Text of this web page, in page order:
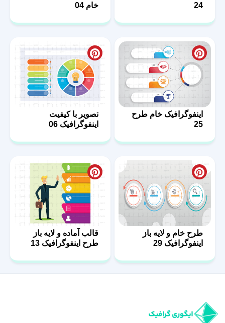
24
خام 04
اینفوگرافیک خام طرح
25
تصویر با کیفیت
اینفوگرافیک 06
طرح خام و لایه باز
اینفوگرافیک 29
قالب آماده و لایه باز
طرح اینفوگرافیک 13